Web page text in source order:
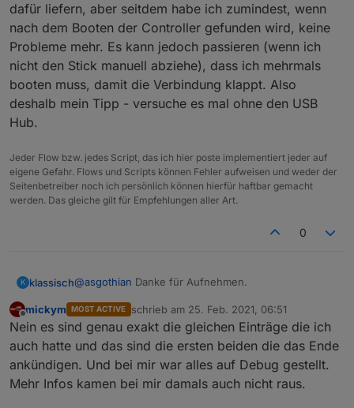
dafür liefern, aber seitdem habe ich zumindest, wenn
nach dem Booten der Controller gefunden wird, keine
Probleme mehr. Es kann jedoch passieren (wenn ich
nicht den Stick manuell abziehe), dass ich mehrmals
booten muss, damit die Verbindung klappt. Also
deshalb mein Tipp - versuche es mal ohne den USB
Hub.
Jeder Flow bzw. jedes Script, das ich hier poste implementiert jeder auf
eigene Gefahr. Flows und Scripts können Fehler aufweisen und weder der
Seitenbetreiber noch ich persönlich können hierfür haftbar gemacht
werden. Das gleiche gilt für Empfehlungen aller Art.
0
K klassisch@asgothian Danke für Aufnehmen.
Der letzte "Zigbee" Eintrag im log von gestern war
Das ist ja der bekannte Fehler mit der falschen
Bedatung der Komponenten
Offline
mickym MOST ACTIVE schrieb am 25. Feb. 2021, 06:51
zuletzt editiert von
Nein es sind genau exakt die gleichen Einträge die ich
auch hatte und das sind die ersten beiden die das Ende
ankündigen. Und bei mir war alles auf Debug gestellt.
Mehr Infos kamen bei mir damals auch nicht raus.